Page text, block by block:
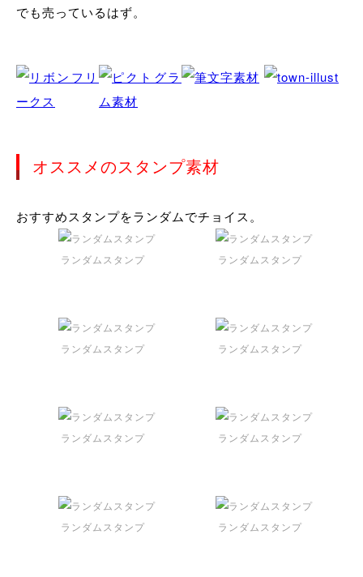
でも売っているはず。
オススメのスタンプ素材
おすすめスタンプをランダムでチョイス。
ランダムスタンプ ランダムスタンプ
ランダムスタンプ ランダムスタンプ
ランダムスタンプ ランダムスタンプ
ランダムスタンプ ランダムスタンプ